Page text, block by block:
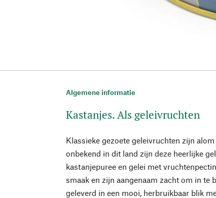
Algemene informatie
Kastanjes. Als geleivruchten
Klassieke gezoete geleivruchten zijn
onbekend in dit land zijn deze heerlijke
kastanjepuree en gelei met
smaak en zijn aangenaam zacht om in te
geleverd in een mooi, herbruikbaar blik